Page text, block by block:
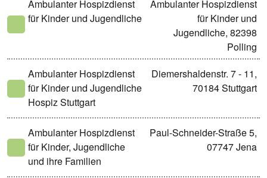
Ambulanter Hospizdienst
für Kinder und Jugendliche
Ambulanter Hospizdienst
für Kinder und
Jugendliche, 82398
Polling
Ambulanter Hospizdienst
für Kinder und Jugendliche
Hospiz Stuttgart
Diemershaldenstr. 7 - 11,
70184 Stuttgart
Ambulanter Hospizdienst
für Kinder, Jugendliche
und ihre Familien
Paul-Schneider-Straße 5,
07747 Jena